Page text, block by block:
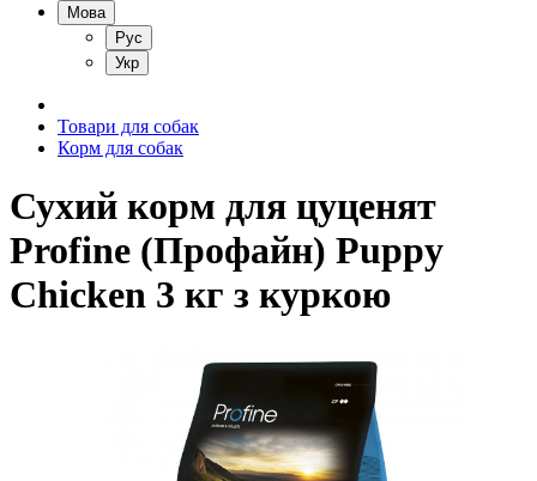
Мова
Рус
Укр
Товари для собак
Корм для собак
Сухий корм для цуценят
Profine (Профайн) Puppy
Chicken 3 кг з куркою